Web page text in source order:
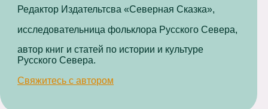
Редактор Издательтсва «Северная Сказка»,
исследовательница фольклора Русского Севера,
автор книг и статей по истории и культуре
Русского Севера.
Свяжитесь с автором